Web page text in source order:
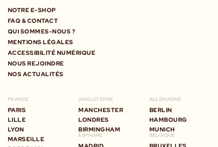
NOTRE E-SHOP
FAQ & CONTACT
QUI SOMMES-NOUS ?
MENTIONS LÉGALES
ACCESSIBILITÉ NUMÉRIQUE
NOUS REJOINDRE
NOS ACTUALITÉS
FRANCE
PARIS
LILLE
LYON
MARSEILLE
ANGLETERRE
MANCHESTER
LONDRES
BIRMINGHAM
ESPAGNE
ALLEMAGNE
BERLIN
HAMBOURG
MUNICH
BELGIQUE